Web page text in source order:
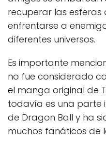
recuperar las esferas
enfrentarse a
diferentes universos.
Es importante
no fue considerado
el manga original de
todavía es una parte
de Dragon Ball y ha
muchos fanáticos de